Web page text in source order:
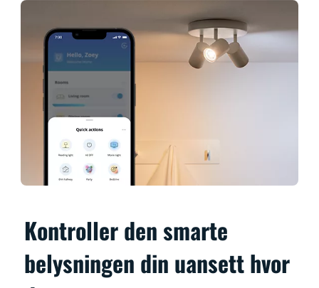
Kontroller den smarte
belysningen din uansett hvor